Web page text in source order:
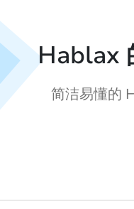
Hablax
简洁易懂的